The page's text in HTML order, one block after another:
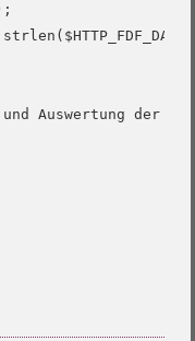
Auswertung der